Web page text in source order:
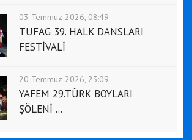
03 Temmuz 2026, 08:49
TUFAG 39. HALK DANSLARI
FESTİVALİ
20 Temmuz 2026, 23:09
YAFEM 29.TÜRK BOYLARI
ŞÖLENİ ...